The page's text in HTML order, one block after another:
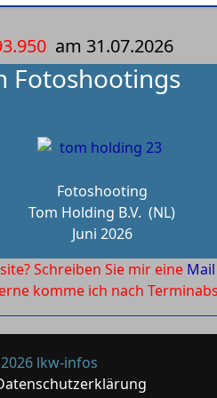
am 31.07.2026
Fotoshootings
Fotoshooting
Tom Holding B.V. (NL)
Juni 2026
Schreiben Sie mir eine Mail
komme ich nach
lkw-infos